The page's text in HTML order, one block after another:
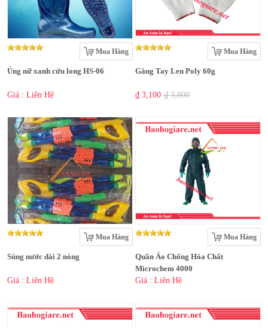
Mua Hàng
Ủng nữ xanh cửu long HS-06
Giá : Liên Hệ
Mua Hàng
Găng Tay Len Poly 60g
₫ 3,100 ₫ 3,800
Mua Hàng
Súng nước dài 2 nòng
Giá : Liên Hệ
Mua Hàng
Quần Áo Chống Hóa Chất
Microchem 4000
Giá : Liên Hệ